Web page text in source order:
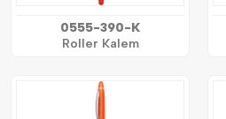
0555-390-K
Roller Kalem